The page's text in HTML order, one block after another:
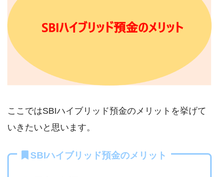
ここではSBIハイブリッド預金のメリットを挙げて
いきたいと思います。
SBIハイブリッド預金のメリット